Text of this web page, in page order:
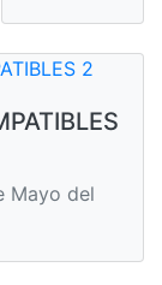
Mayo del